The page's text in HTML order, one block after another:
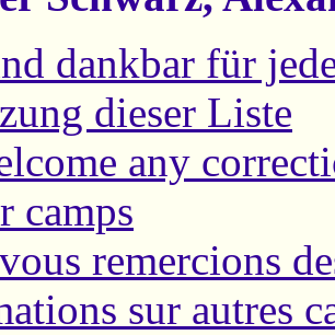
dankbar für
dieser Liste
any
camps
remercions
sur autres